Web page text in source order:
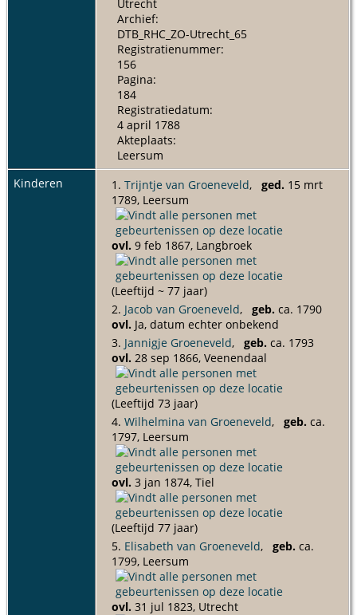
Utrecht
Archief:
DTB_RHC_ZO-Utrecht_65
Registratienummer:
156
Pagina:
184
Registratiedatum:
4 april 1788
Akteplaats:
Leersum
Kinderen
1. Trijntje van Groeneveld, ged. 15 mrt
1789, Leersum
ovl. 9 feb 1867, Langbroek
(Leeftijd ~ 77 jaar)
2. Jacob van Groeneveld, geb. ca. 1790
ovl. Ja, datum echter onbekend
3. Jannigje Groeneveld, geb. ca. 1793
ovl. 28 sep 1866, Veenendaal
(Leeftijd 73 jaar)
4. Wilhelmina van Groeneveld, geb. ca.
1797, Leersum
ovl. 3 jan 1874, Tiel
(Leeftijd 77 jaar)
5. Elisabeth van Groeneveld, geb. ca.
1799, Leersum
ovl. 31 jul 1823, Utrecht